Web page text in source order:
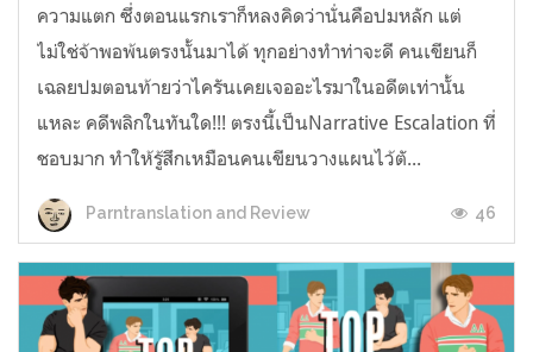
ความแตก ซึ่งตอนแรกเราก็หลงคิดว่านั่นคือปมหลัก แต่
ไม่ใช่จ้าพอพ้นตรงนั้นมาได้ ทุกอย่างทำท่าจะดี คนเขียนก็
เฉลยปมตอนท้ายว่าไครันเคยเจออะไรมาในอดีตเท่านั้น
แหละ คดีพลิกในทันใด!!! ตรงนี้เป็นNarrative Escalation ที่
ชอบมาก ทำให้รู้สึกเหมือนคนเขียนวางแผนไว้ตั...
Parntranslation and Review 46